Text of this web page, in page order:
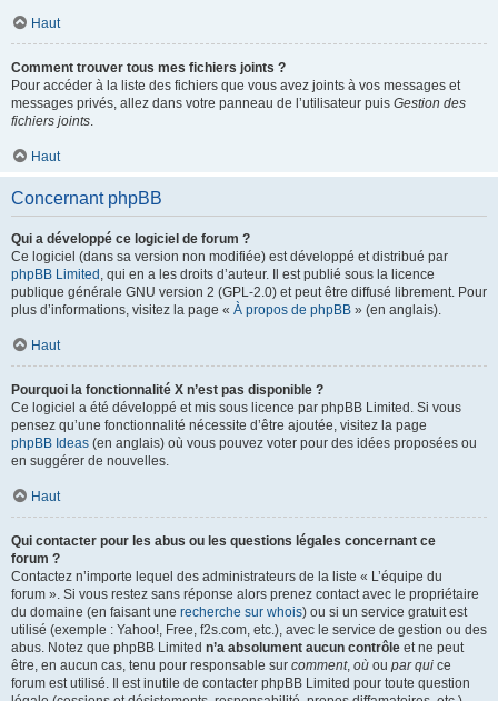
Haut
Comment trouver tous mes fichiers joints ?
Pour accéder à la liste des fichiers que vous avez joints à vos messages et
messages privés, allez dans votre panneau de l’utilisateur puis Gestion des
fichiers joints.
Haut
Concernant phpBB
Qui a développé ce logiciel de forum ?
Ce logiciel (dans sa version non modifiée) est développé et distribué par
phpBB Limited , qui en a les droits d’auteur. Il est publié sous la licence
publique générale GNU version 2 (GPL-2.0) et peut être diffusé librement. Pour
plus d’informations, visitez la page « À propos de phpBB » (en anglais).
Haut
Pourquoi la fonctionnalité X n’est pas disponible ?
Ce logiciel a été développé et mis sous licence par phpBB Limited. Si vous
pensez qu’une fonctionnalité nécessite d’être ajoutée, visitez la page
phpBB Ideas (en anglais) où vous pouvez voter pour des idées proposées ou
en suggérer de nouvelles.
Haut
Qui contacter pour les abus ou les questions légales concernant ce
forum ?
Contactez n’importe lequel des administrateurs de la liste « L’équipe du
forum ». Si vous restez sans réponse alors prenez contact avec le propriétaire
du domaine (en faisant une recherche sur whois) ou si un service gratuit est
utilisé (exemple : Yahoo!, Free, f2s.com, etc.), avec le service de gestion ou des
abus. Notez que phpBB Limited n’a absolument aucun contrôle et ne peut
être, en aucun cas, tenu pour responsable sur comment, où ou par qui ce
forum est utilisé. Il est inutile de contacter phpBB Limited pour toute question